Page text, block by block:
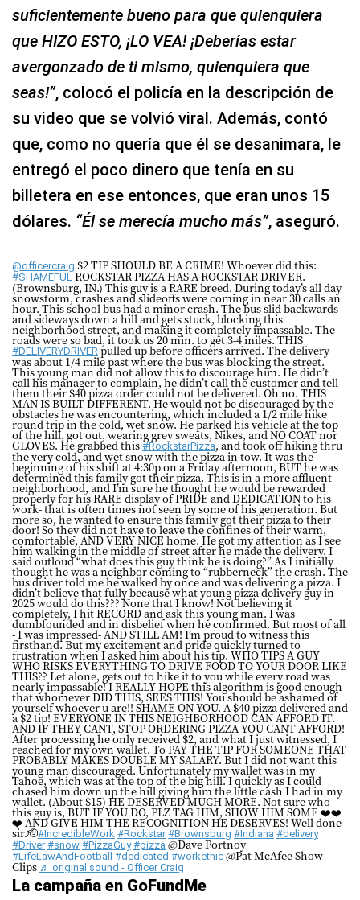
suficientemente bueno para que quienquiera
que HIZO ESTO, ¡LO VEA! ¡Deberías estar
avergonzado de ti mismo, quienquiera que
seas!”, colocó el policía en la descripción de
su video que se volvió viral. Además, contó
que, como no quería que él se desanimara, le
entregó el poco dinero que tenía en su
billetera en ese entonces, que eran unos 15
dólares. “Él se merecía mucho más”, aseguró.
@officercraig $2 TIP SHOULD BE A CRIME! Whoever did this:
#SHAMEFUL ROCKSTAR PIZZA HAS A ROCKSTAR DRIVER.
(Brownsburg, IN.) This guy is a RARE breed. During today’s all day
snowstorm, crashes and slideoffs were coming in near 30 calls an
hour. This school bus had a minor crash. The bus slid backwards
and sideways down a hill and gets stuck, blocking this
neighborhood street, and making it completely impassable. The
roads were so bad, it took us 20 min. to get 3-4 miles. THIS
#DELIVERYDRIVER pulled up before officers arrived. The delivery
was about 1/4 mile past where the bus was blocking the street.
This young man did not allow this to discourage him. He didn’t
call his manager to complain, he didn’t call the customer and tell
them their $40 pizza order could not be delivered. Oh no. THIS
MAN IS BUILT DIFFERENT. He would not be discouraged by the
obstacles he was encountering, which included a 1/2 mile hike
round trip in the cold, wet snow. He parked his vehicle at the top
of the hill, got out, wearing grey sweats, Nikes, and NO COAT nor
GLOVES. He grabbed this #RockstarPizza, and took off hiking thru
the very cold, and wet snow with the pizza in tow. It was the
beginning of his shift at 4:30p on a Friday afternoon, BUT he was
determined this family got their pizza. This is in a more affluent
neighborhood, and I’m sure he thought he would be rewarded
properly for his RARE display of PRIDE and DEDICATION to his
work- that is often times not seen by some of his generation. But
more so, he wanted to ensure this family got their pizza to their
door! So they did not have to leave the confines of their warm,
comfortable, AND VERY NICE home. He got my attention as I see
him walking in the middle of street after he made the delivery. I
said outloud “what does this guy think he is doing?” As I initially
thought he was a neighbor coming to “rubberneck” the crash. The
bus driver told me he walked by once and was delivering a pizza. I
didn’t believe that fully because what young pizza delivery guy in
2025 would do this??? None that I know! Not believing it
completely, I hit RECORD and ask this young man. I was
dumbfounded and in disbelief when he confirmed. But most of all
- I was impressed- AND STILL AM! I’m proud to witness this
firsthand. But my excitement and pride quickly turned to
frustration when I asked him about his tip. WHO TIPS A GUY
WHO RISKS EVERYTHING TO DRIVE FOOD TO YOUR DOOR LIKE
THIS?? Let alone, gets out to hike it to you while every road was
nearly impassable! I REALLY HOPE this algorithm is good enough
that whomever DID THIS, SEES THIS! You should be ashamed of
yourself whoever u are!! SHAME ON YOU. A $40 pizza delivered and
a $2 tip! EVERYONE IN THIS NEIGHBORHOOD CAN AFFORD IT.
AND IF THEY CANT, STOP ORDERING PIZZA YOU CANT AFFORD!
After processing he only received $2, and what I just witnessed, I
reached for my own wallet. To PAY THE TIP FOR SOMEONE THAT
PROBABLY MAKES DOUBLE MY SALARY. But I did not want this
young man discouraged. Unfortunately my wallet was in my
Tahoe, which was at the top of the big hill. I quickly as I could
chased him down up the hill giving him the little cash I had in my
wallet. (About $15) HE DESERVED MUCH MORE. Not sure who
this guy is, BUT IF YOU DO, PLZ TAG HIM, SHOW HIM SOME ❤️❤️
❤️ AND GIVE HIM THE RECOGNITION HE DESERVES! Well done
sir.🫡#IncredibleWork #Rockstar #Brownsburg #Indiana #delivery
#Driver #snow #PizzaGuy #pizza @Dave Portnoy
#LifeLawAndFootball #dedicated #workethic @Pat McAfee Show
Clips♬ original sound - Officer Craig
La campaña en GoFundMe